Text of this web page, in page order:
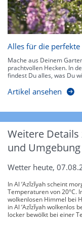
Alles für die perfekte
Mache aus Deinem
prachtvollen Hecken. In
findest Du alles, was Du
Artikel ansehen
Weitere Details
und Umgebung
Wetter heute,
In Al ‘Azīzīyah scheint
Temperaturen von 20°C.
wolkenlosen Himmel bei
in Al ‘Azīzīyah wolkenlos
locker bewölkt bei einer